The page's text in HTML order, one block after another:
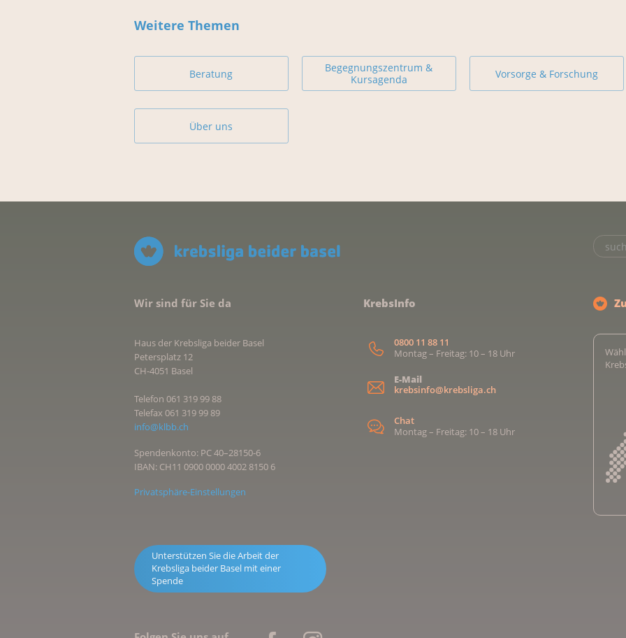
Weitere Themen
Beratung
Begegnungszentrum &
Kursagenda
Vorsorge & Forschung
Über uns
Wir sind für Sie da
Haus der Krebsliga beider Basel
Petersplatz 12
CH-4051 Basel
Telefon 061 319 99 88
Telefax 061 319 99 89
info@klbb.ch
Spendenkonto: PC 40–28150-6
IBAN: CH11 0900 0000 4002 8150 6
Privatsphäre-Einstellungen
Unterstützen Sie die Arbeit der
Krebsliga beider Basel mit einer
Spende
KrebsInfo
0800 11 88 11
Montag – Freitag: 10 – 18 Uhr
E-Mail
krebsinfo@krebsliga.ch
Chat
Montag – Freitag: 10 – 18 Uhr